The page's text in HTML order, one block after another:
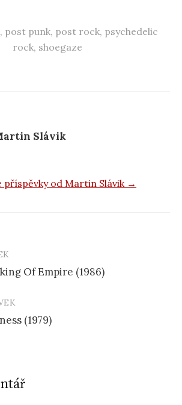
, post punk, post rock, psychedelic
rock, shoegaze
Slávik
příspěvky od Martin Slávik →
Of Empire (1986)
(1979)